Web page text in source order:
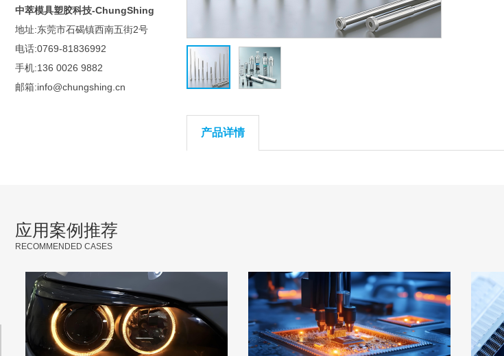
中萃模具塑胶科技-ChungShing
地址:东莞市石碣镇西南五街2号
电话:0769-81836992
手机:136 0026 9882
邮箱:info@chungshing.cn
产品详情
应用案例推荐
RECOMMENDED CASES